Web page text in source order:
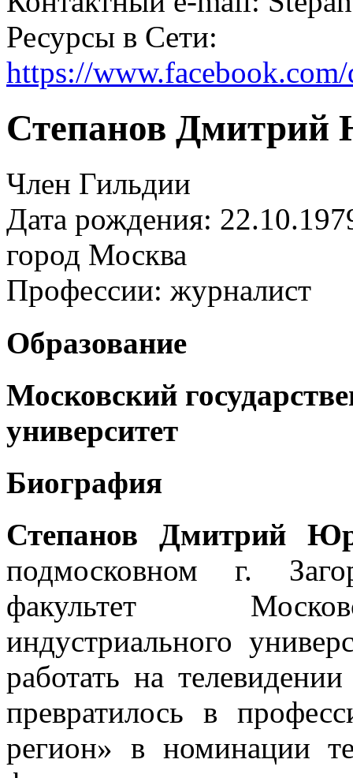
Ресурсы в Сети:
https://
Степанов Дмитрий
Член Гильдии
Дата рождения:
город Москва
Профессии: журналист
Образование
Московский
университет
Биография
Степанов Дмитрий
подмосковном г.
факультет
индустриального
работать на
превратилось в
регион» в номинации